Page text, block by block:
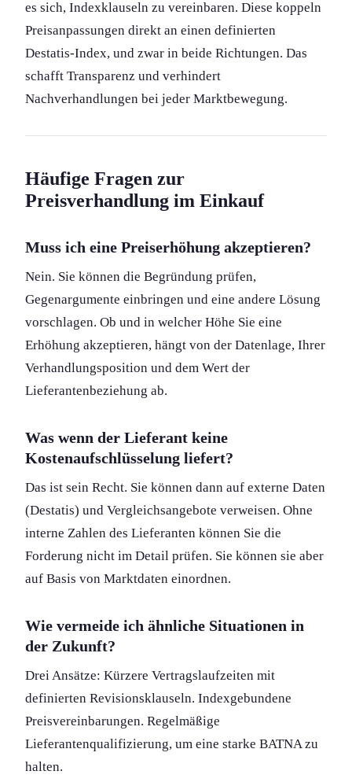
es sich, Indexklauseln zu vereinbaren. Diese koppeln
Preisanpassung­en direkt an einen definierten
Destatis-Index, und zwar in beide Richtungen. Das
schafft Transparenz und verhindert
Nachverhandlung­en bei jeder Marktbewegung.
Häufige Fragen zur
Preisverhandlung im Einkauf
Muss ich eine Preiserhöhung akzeptieren?
Nein. Sie können die Begründung prüfen,
Gegenargument­e einbringen und eine andere Lösung
vorschlagen. Ob und in welcher Höhe Sie eine
Erhöhung akzeptieren, hängt von der Datenlage, Ihrer
Verhandlungs­position und dem Wert der
Lieferantenbeziehung ab.
Was wenn der Lieferant keine
Kostenaufschlüsselung liefert?
Das ist sein Recht. Sie können dann auf externe Daten
(Destatis) und Vergleichsangebote verweisen. Ohne
interne Zahlen des Lieferanten können Sie die
Forderung nicht im Detail prüfen. Sie können sie aber
auf Basis von Marktdaten einordnen.
Wie vermeide ich ähnliche Situationen in
der Zukunft?
Drei Ansätze: Kürzere Vertragslaufzeiten mit
definierten Revisionsklauseln. Indexgebundene
Preisvereinbarung­en. Regelmäßige
Lieferantenqualifizierung, um eine starke BATNA zu
halten.